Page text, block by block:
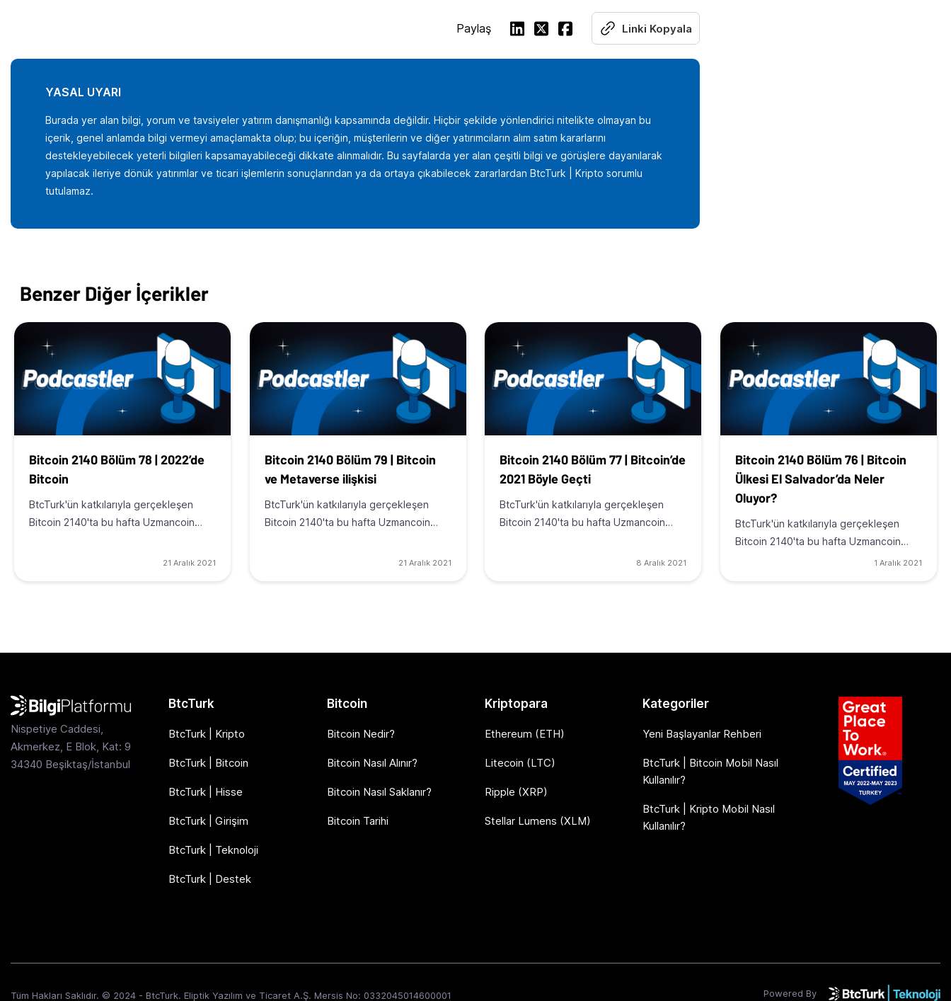
Paylaş Linki Kopyala
YASAL UYARI
Burada yer alan bilgi, yorum ve tavsiyeler yatırım danışmanlığı kapsamında değildir. Hiçbir şekilde yönlendirici nitelikte olmayan bu
içerik, genel anlamda bilgi vermeyi amaçlamakta olup; bu içeriğin, müşterilerin ve diğer yatırımcıların alım satım kararlarını
destekleyebilecek yeterli bilgileri kapsamayabileceği dikkate alınmalıdır. Bu sayfalarda yer alan çeşitli bilgi ve görüşlere dayanılarak
yapılacak ileriye dönük yatırımlar ve ticari işlemlerin sonuçlarından ya da ortaya çıkabilecek zararlardan BtcTurk | Kripto sorumlu
tutulamaz.
Benzer Diğer İçerikler
Bitcoin 2140 Bölüm 78 | 2022’de
Bitcoin
BtcTurk'ün katkılarıyla gerçekleşen
Bitcoin 2140'ta bu hafta Uzmancoin…
21 Aralık 2021
Bitcoin 2140 Bölüm 79 | Bitcoin
ve Metaverse ilişkisi
BtcTurk'ün katkılarıyla gerçekleşen
Bitcoin 2140'ta bu hafta Uzmancoin…
21 Aralık 2021
Bitcoin 2140 Bölüm 77 | Bitcoin’de
2021 Böyle Geçti
BtcTurk'ün katkılarıyla gerçekleşen
Bitcoin 2140'ta bu hafta Uzmancoin…
8 Aralık 2021
Bitcoin 2140 Bölüm 76 | Bitcoin
Ülkesi El Salvador’da Neler
Oluyor?
BtcTurk'ün katkılarıyla gerçekleşen
Bitcoin 2140'ta bu hafta Uzmancoin…
1 Aralık 2021
Nispetiye Caddesi,
Akmerkez, E Blok, Kat: 9
34340 Beşiktaş/İstanbul
BtcTurk
BtcTurk | Kripto
BtcTurk | Bitcoin
BtcTurk | Hisse
BtcTurk | Girişim
BtcTurk | Teknoloji
BtcTurk | Destek
Bitcoin
Bitcoin Nedir?
Bitcoin Nasıl Alınır?
Bitcoin Nasıl Saklanır?
Bitcoin Tarihi
Kriptopara
Ethereum (ETH)
Litecoin (LTC)
Ripple (XRP)
Stellar Lumens (XLM)
Kategoriler
Yeni Başlayanlar Rehberi
BtcTurk | Bitcoin Mobil Nasıl
Kullanılır?
BtcTurk | Kripto Mobil Nasıl
Kullanılır?
Tüm Hakları Saklıdır. © 2024 - BtcTurk. Eliptik Yazılım ve Ticaret A.Ş. Mersis No: 0332045014600001 Powered By